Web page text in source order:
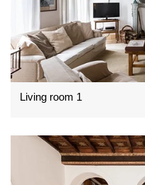
Living room 1